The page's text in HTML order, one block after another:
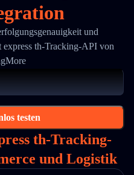
und
express th-Tracking-API von
testen
th-Tracking-
und Logistik